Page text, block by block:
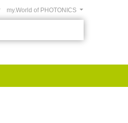
my.World of PHOTONICS